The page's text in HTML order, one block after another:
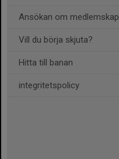
Ansökan om medlemskap
Vill du börja skjuta?
Hitta till banan
integritetspolicy